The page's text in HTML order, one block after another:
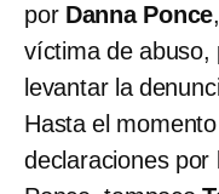
por Danna Ponce
víctima de abuso,
levantar la
Hasta el
declaraciones por